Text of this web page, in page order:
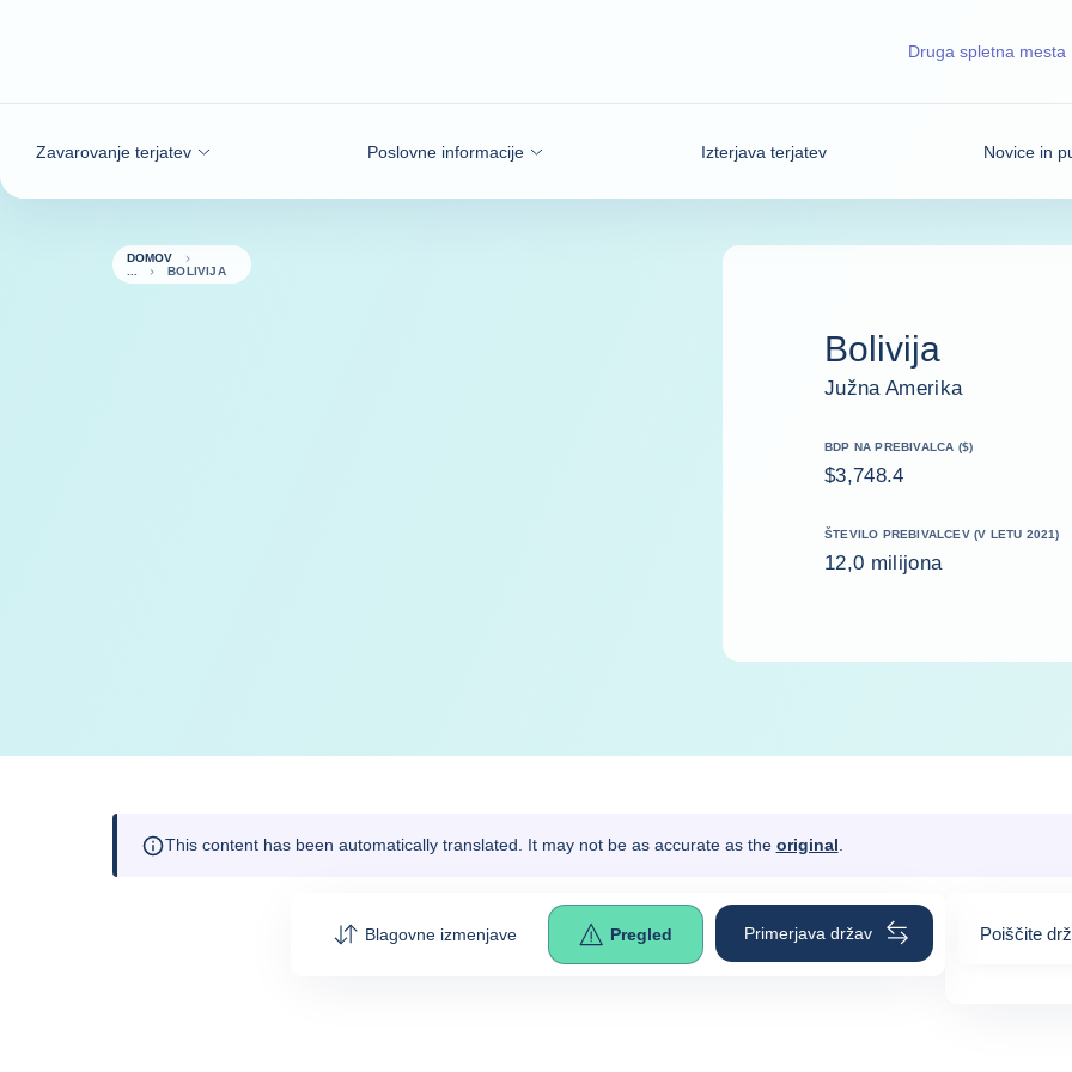
Zavarovanje terjatev Poslovne informacije Izterjava terjatev Novice in
Druga spletna mesta
DOMOV
BOLIVIJA
Bolivija
Južna Amerika
BDP NA PREBIVALCA ($)
$3,748.4
ŠTEVILO PREBIVALCEV (V LETU 2021)
12,0 milijona
This content has been automatically translated. It may not be as accurate as the original
Blagovne izmenjave Pregled Primerjava držav Poiščite